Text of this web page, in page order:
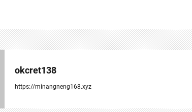
okcret138
https://minangneng168.xyz